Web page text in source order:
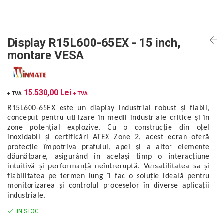
Vibrometre
Analizoare achiziții de date
Condiționere
Sonometre
Stații de monitorizare meteo
Alte echipamente de măsurare
Mașini și utilaje industriale
Utilaje feroviare
Mașini de echilibrare dinamică
Sisteme electrodinamice de testare la
vibrații
Camere climatice
Echipamente pentru industria militară
Măsurători termoviziune
Analizoare achiziții de date
Condiționere
Anemometre
Sonometre
Stații de monitorizare meteo
Alte echipamente de măsurare
Elevatoare mobile
Platforme de ridicare cu boghiuri
Platouri rotative
sudură
Boghiuri de cale ferată
Alte utilaje feroviare
Echipament testare sisteme de
franare vehicule feroviare
Macarale portal
Accelerometre IEPE triaxiale
Traductoare vibratii 4-20 mA
Traductoare ICP de viteză de vibrații
Senzori piezoelectrici
Senzori AGS
Microfoane de măsurare
Senzori de deplasare
Senzori seismici
VibraSens
Winmate
Mectron
Lunitek
Gill Instruments
ZAGRO
Emanuel
Romell Inc.
Display R15L600-65EX - 15 inch,
montare VESA
+ TVA 15.530,00 Lei + TVA
R15L600-65EX este un diaplay industrial robust și fiabil,
conceput pentru utilizare în medii industriale critice și în
zone potențial explozive. Cu o construcție din oțel
inoxidabil și certificări ATEX Zone 2, acest ecran oferă
protecție împotriva prafului, apei și a altor elemente
dăunătoare, asigurând în același timp o interacțiune
intuitivă și performanță neîntreruptă. Versatilitatea sa și
fiabilitatea pe termen lung îl fac o soluție ideală pentru
monitorizarea și controlul proceselor în diverse aplicații
industriale.
IN STOC